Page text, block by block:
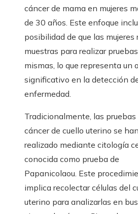
cáncer de mama en mujeres
de 30 años. Este enfoque
posibilidad de que las mujeres
muestras para realizar
mismas, lo que representa un
significativo en la detección
enfermedad.
Tradicionalmente, las pruebas
cáncer de cuello uterino se han
realizado mediante citología
conocida como prueba de
Papanicolaou. Este
implica recolectar células del
uterino para analizarlas en